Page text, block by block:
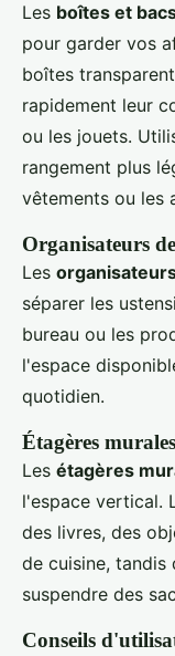
Les boîtes et
pour garder vos
boîtes
rapidement leur
ou les jouets.
rangement plus
vêtements ou les
Organisateurs
Les
séparer les
bureau ou les
l'espace
quotidien.
Étagères
Les étagères
l'espace vertical.
des livres, des
de cuisine, tandis
suspendre des
Conseils